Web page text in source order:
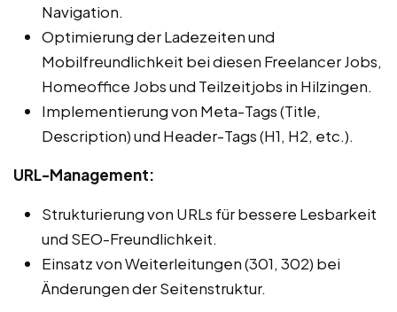
Navigation.
Optimierung der Ladezeiten und
Mobilfreundlichkeit bei diesen Freelancer Jobs,
Homeoffice Jobs und Teilzeitjobs in Hilzingen.
Implementierung von Meta-Tags (Title,
Description) und Header-Tags (H1, H2, etc.).
URL-Management:
Strukturierung von URLs für bessere Lesbarkeit
und SEO-Freundlichkeit.
Einsatz von Weiterleitungen (301, 302) bei
Änderungen der Seitenstruktur.